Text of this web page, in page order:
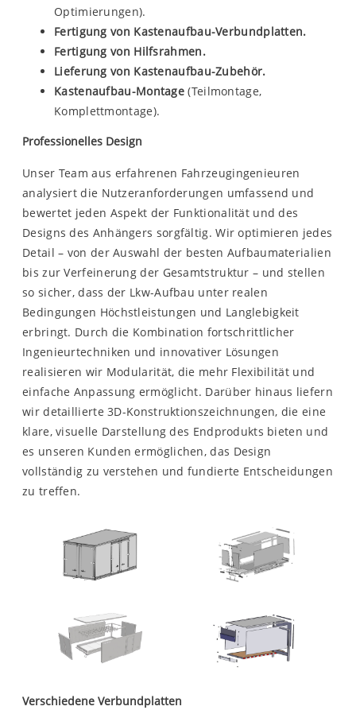
Optimierungen).
Fertigung von Kastenaufbau-Verbundplatten.
Fertigung von Hilfsrahmen.
Lieferung von Kastenaufbau-Zubehör.
Kastenaufbau-Montage (Teilmontage,
Komplettmontage).
Professionelles Design
Unser Team aus erfahrenen Fahrzeugingenieuren
analysiert die Nutzeranforderungen umfassend und
bewertet jeden Aspekt der Funktionalität und des
Designs des Anhängers sorgfältig. Wir optimieren jedes
Detail – von der Auswahl der besten Aufbaumaterialien
bis zur Verfeinerung der Gesamtstruktur – und stellen
so sicher, dass der Lkw-Aufbau unter realen
Bedingungen Höchstleistungen und Langlebigkeit
erbringt. Durch die Kombination fortschrittlicher
Ingenieurtechniken und innovativer Lösungen
realisieren wir Modularität, die mehr Flexibilität und
einfache Anpassung ermöglicht. Darüber hinaus liefern
wir detaillierte 3D-Konstruktionszeichnungen, die eine
klare, visuelle Darstellung des Endprodukts bieten und
es unseren Kunden ermöglichen, das Design
vollständig zu verstehen und fundierte Entscheidungen
zu treffen.
Verschiedene Verbundplatten